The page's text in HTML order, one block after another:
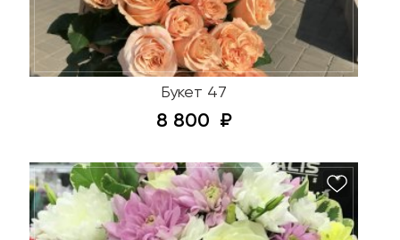
Букет 47
8 800